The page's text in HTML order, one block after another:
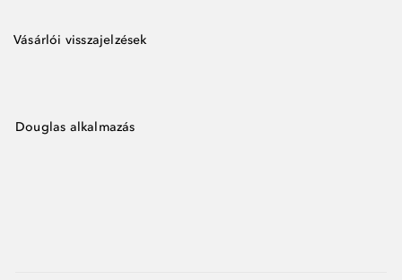
Vásárlói visszajelzések
Douglas alkalmazás